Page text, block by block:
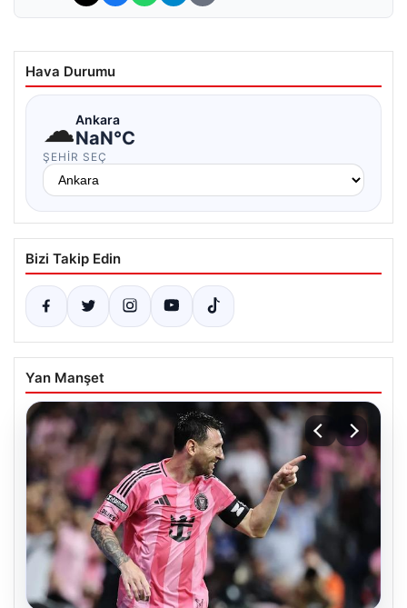
Hava Durumu
☁Ankara
NaN°C
ŞEHIR SEÇ
Bizi Takip Edin
Yan Manşet